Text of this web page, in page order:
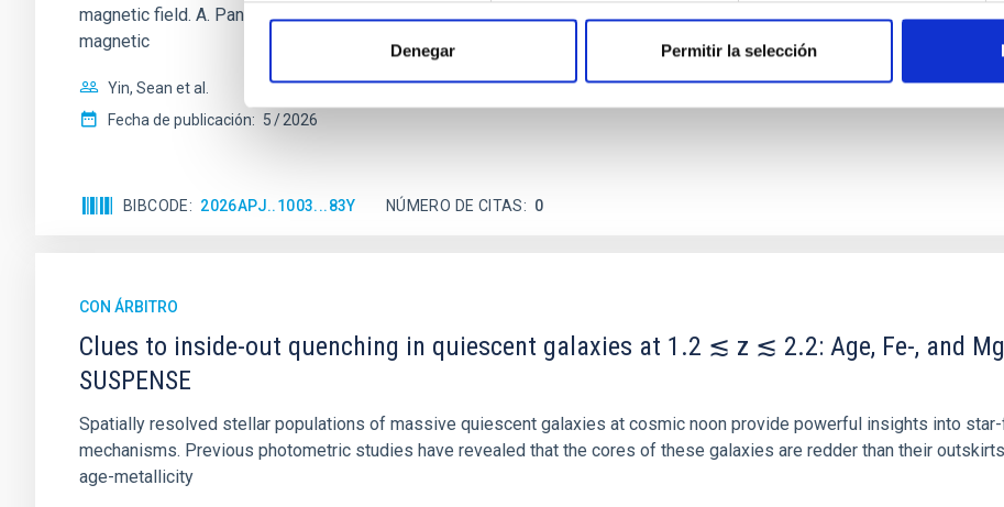
Denegar Permitir la selección
magnetic field. A. Pandhi et al. showed instead, however, that the orientation of cores and their angular momentum
magnetic
Yin, Sean et al.
Fecha de publicación: 5 2026
BIBCODE 2026APJ..1003...83Y NÚMERO DE CITAS 0
CON ÁRBITRO
Clues to inside-out quenching in quiescent galaxies at 1.2 ≲ z ≲ 2.2: Age, Fe-, and
SUSPENSE
Spatially resolved stellar populations of massive quiescent galaxies at cosmic noon provide powerful insights into
mechanisms. Previous photometric studies have revealed that the cores of these galaxies are redder than their
age-metallicity